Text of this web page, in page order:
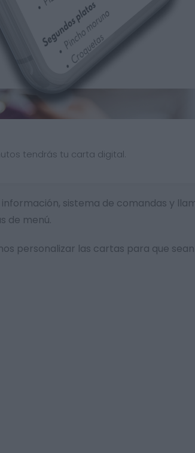
tendrás tu carta digital.
sistema de comandas y
de menú.
personalizar las cartas para que